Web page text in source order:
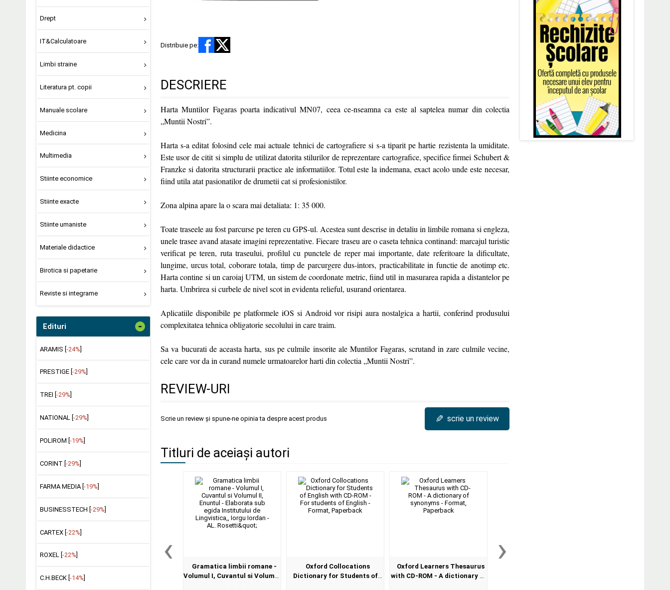
Drept
IT&Calculatoare
Limbi straine
Literatura pt. copii
Manuale scolare
Medicina
Multimedia
Stiinte economice
Stiinte exacte
Stiinte umaniste
Materiale didactice
Birotica si papetarie
Reviste si integrame
Edituri -
ARAMIS [-24%]
PRESTIGE [ -29%
TREI [ -29%
NATIONAL [ -29%
POLIROM [ -19%
CORINT [ -29%
FARMA MEDIA [ -19%
BUSINESSTECH [-29%]
CARTEX [-22%]
ROXEL [ -22%
C.H.BECK [ -14%
Distribuie pe:
DESCRIERE
Harta Muntilor Fagaras poarta indicativul MN07, ceea ce-nseamna ca este al saptelea numar din colectia
„Muntii Nostri”.
Harta s-a editat folosind cele mai actuale tehnici de cartografiere si s-a tiparit pe hartie rezistenta la umiditate.
Este usor de citit si simplu de utilizat datorita stilurilor de reprezentare cartografice, specifice firmei Schubert &
Franzke si datorita structurarii practice ale informatiilor. Totul este la indemana, exact acolo unde este necesar,
fiind utila atat pasionatilor de drumetii cat si profesionistilor.
Zona alpina apare la o scara mai detaliata: 1: 35 000.
Toate traseele au fost parcurse pe teren cu GPS-ul. Acestea sunt descrise in detaliu in limbile romana si engleza,
unele trasee avand atasate imagini reprezentative. Fiecare traseu are o caseta tehnica continand: marcajul turistic
verificat pe teren, ruta traseului, profilul cu punctele de reper mai importante, date referitoare la dificultate,
lungime, urcus total, coborare totala, timp de parcurgere dus-intors, practicabilitate in functie de anotimp etc.
Harta contine si un caroiaj UTM, un sistem de coordonate metric, fiind util in masurarea rapida a distantelor pe
harta. Umbrirea si curbele de nivel scot in evidenta relieful, usurand orientarea.
Aplicatiile disponibile pe platformele iOS si Android vor risipi aura nostalgica a hartii, conferind produsului
complexitatea tehnica obligatorie secolului in care traim.
Sa va bucurati de aceasta harta, sus pe culmile insorite ale Muntilor Fagaras, scrutand in zare culmile vecine,
cele care vor da in curand numele urmatoarelor harti din colectia „Muntii Nostri”.
REVIEW-URI
Scrie un review și spune-ne opinia ta despre acest produs ✎ scrie un review
Titluri de aceiași autori
‹
Gramatica limbii romane -
Volumul I, Cuvantul si Volumul
Oxford Collocations
Dictionary for Students of
Oxford Learners Thesaurus
with CD-ROM - A dictionary of
›